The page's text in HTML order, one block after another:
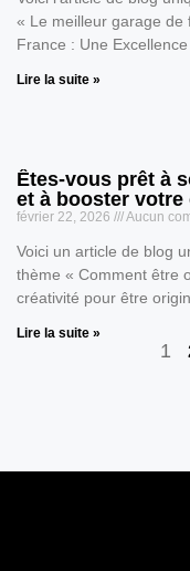
« Le meilleur garage de
France : Une
Lire la suite »
Êtes-vous prêt à
et à booster votre
février 22, 2026 Aucun
Voici un article de blog
thème « Comment être
créativité pour être
Lire la suite »
1